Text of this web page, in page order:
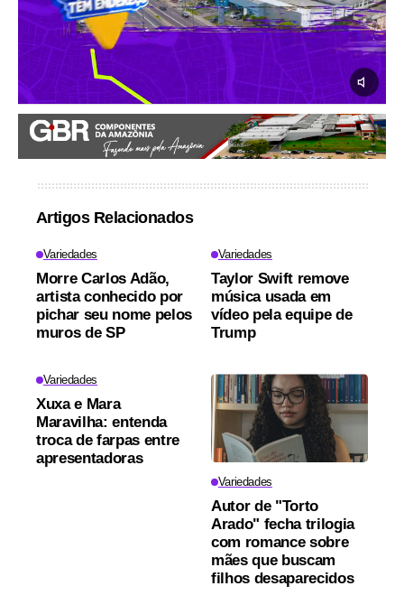
Artigos Relacionados
Variedades
Morre Carlos Adão,
artista conhecido por
pichar seu nome pelos
muros de SP
Variedades
Taylor Swift remove
música usada em
vídeo pela equipe de
Trump
Variedades
Xuxa e Mara
Maravilha: entenda
troca de farpas entre
apresentadoras
Variedades
Autor de "Torto
Arado" fecha trilogia
com romance sobre
mães que buscam
filhos desaparecidos